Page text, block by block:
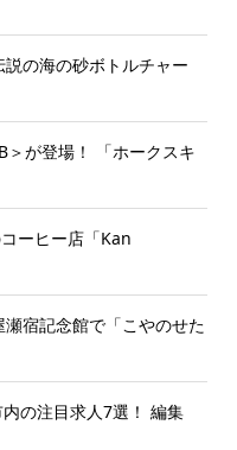
の海の砂ボトルチャー
＞が登場！ 「ホークスキ
ーヒー店「Kan
宿記念館で「こやのせた
の注目求人7選！ 編集